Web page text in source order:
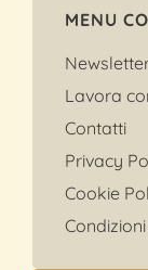
MENU
Lavora
Contatti
Privacy
Cookie